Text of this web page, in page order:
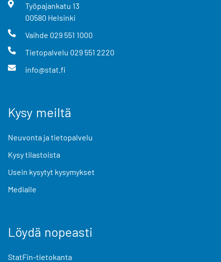
Työpajankatu 13
00580 Helsinki
Vaihde 029 551 1000
Tietopalvelu 029 551 2220
info@stat.fi
Kysy meiltä
Neuvonta ja tietopalvelu
Kysy tilastoista
Usein kysytyt kysymykset
Medialle
Löydä nopeasti
StatFin-tietokanta